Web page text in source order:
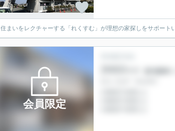
住まいをレクチャーする「れくすむ」が理想の家探しをサポート
会員限定